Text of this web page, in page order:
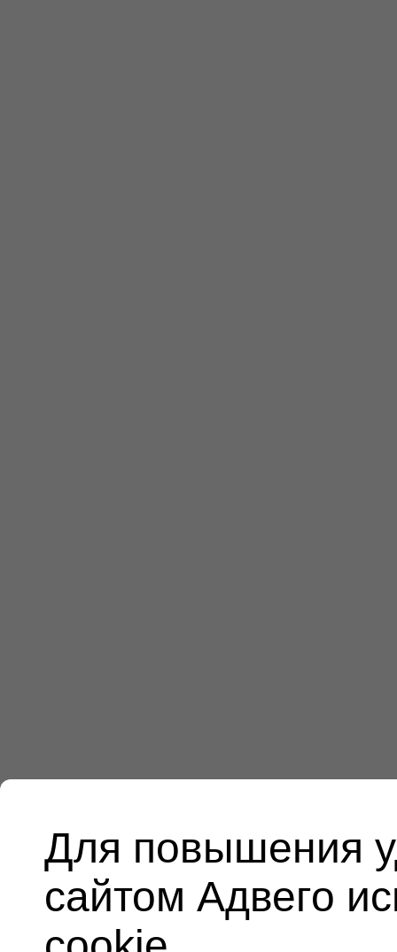
Для повышения
сайтом Адвего